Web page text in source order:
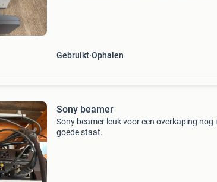
Gebruikt Ophalen
Sony beamer
Sony beamer leuk voor een overkaping nog
goede staat.